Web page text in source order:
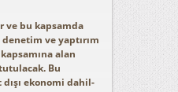
ve bu kapsamda
ve yaptırım
alan
Bu
dışı ekonomi dahil-